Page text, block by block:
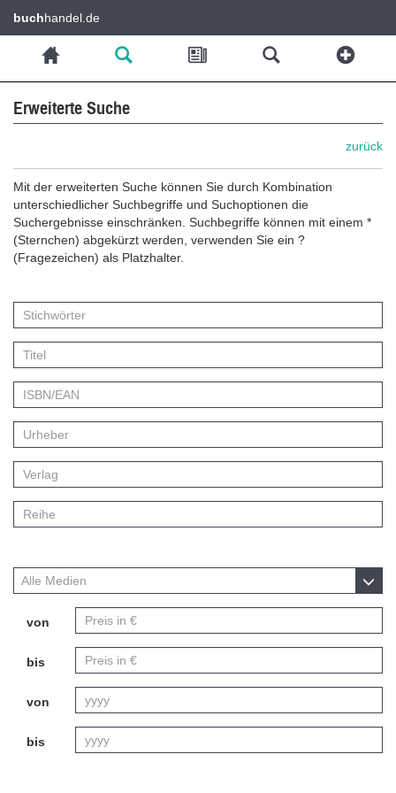
buchhandel.de
Erweiterte Suche
zurück
Mit der erweiterten Suche können Sie durch Kombination
unterschiedlicher Suchbegriffe und Suchoptionen die
Suchergebnisse einschränken. Suchbegriffe können mit einem *
(Sternchen) abgekürzt werden, verwenden Sie ein ?
(Fragezeichen) als Platzhalter.
Alle Medien
von
bis
von
bis